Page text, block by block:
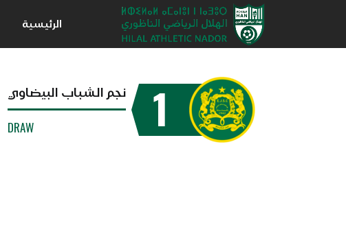
الرئيسية
1 نجم الشباب البيضاوي
DRAW